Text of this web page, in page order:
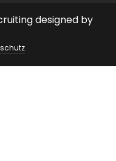
designed by